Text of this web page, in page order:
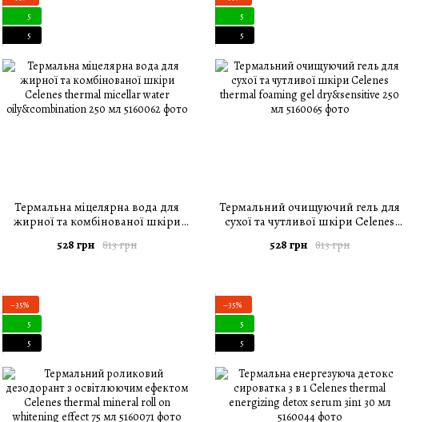
5
5
Термальна міцелярна вода для
жирної та комбінованої шкіри
oily&combination 250 мл
813 грн
528 грн
5
5
Термальний очищуючий гель для
сухої та чутливої шкіри Celenes
250 мл813 грн
528 грн
−35%
5
5
−35%
5
5